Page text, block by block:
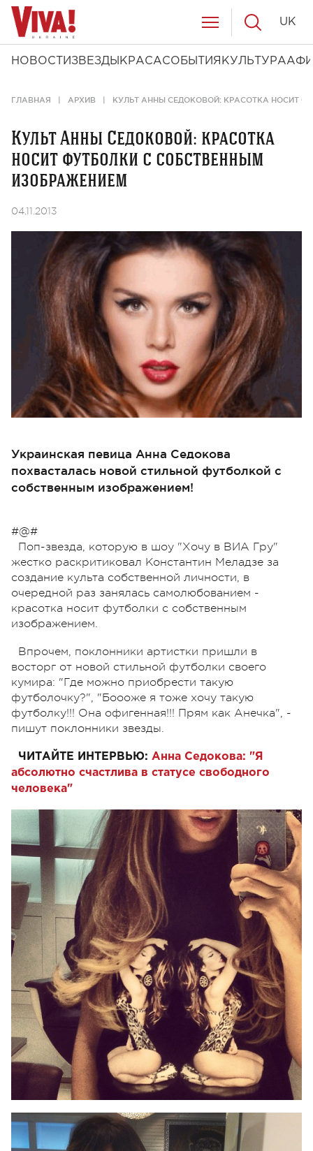
НОВОСТИ ЗВЕЗДЫ КРАСАСОБЫТИЯ КУЛЬТУРА
UK
ГЛАВНАЯ АРХИВ КУЛЬТ АННЫ СЕДОКОВОЙ: КРАСОТКА НОСИТ
Культ Анны Седоковой: красотка
носит футболки с собственным
изображением
04.11.2013
Украинская певица Анна Седокова
похвасталась новой стильной футболкой с
собственным изображением!
#@#
Поп-звезда, которую в шоу "Хочу в ВИА Гру"
жестко раскритиковал Константин Меладзе за
создание культа собственной личности, в
очередной раз занялась самолюбованием -
красотка носит футболки с собственным
изображением.
Впрочем, поклонники артистки пришли в
восторг от новой стильной футболки своего
кумира: "Где можно приобрести такую
футболочку?", "Боооже я тоже хочу такую
футболку!!! Она офигенная!!! Прям как Анечка", -
пишут поклонники звезды.
ЧИТАЙТЕ ИНТЕРВЬЮ: Анна Седокова: "Я
абсолютно счастлива в статусе свободного
человека"